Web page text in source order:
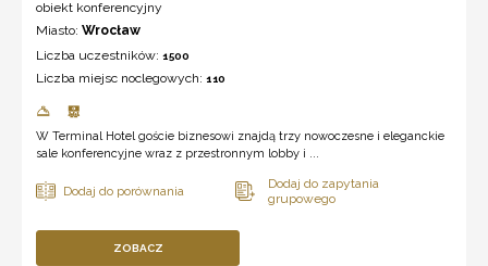
obiekt konferencyjny
Miasto: Wrocław
Liczba uczestników: 1500
Liczba miejsc noclegowych: 110
W Terminal Hotel goście biznesowi znajdą trzy nowoczesne i eleganckie
sale konferencyjne wraz z przestronnym lobby i ...
ZOBACZ